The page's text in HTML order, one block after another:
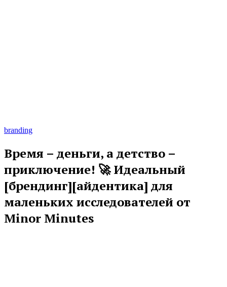
branding
Время – деньги, а детство –
приключение! 🚀 Идеальный
[брендинг][айдентика] для
маленьких исследователей от
Minor Minutes